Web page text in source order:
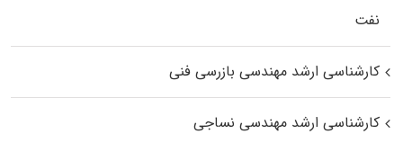
نفت
کارشناسی ارشد مهندسی بازرسی فنی
کارشناسی ارشد مهندسی نساجی